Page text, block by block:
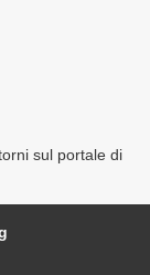
sul portale di